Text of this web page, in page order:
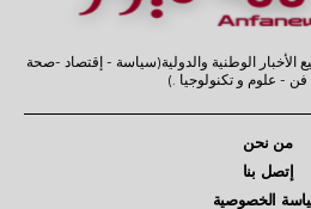
الأخبار الوطنية والدولية(سياسة - إقتصاد -صحة
- علوم و تكنولوجيا .)
من نحن
إتصل بنا
الخصوصية